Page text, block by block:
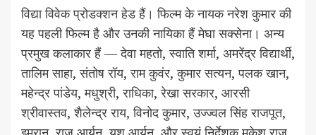
विद्या विवेक प्रोडक्शन हेड हैं। फिल्म के नायक नरेश कुमार की
यह पहली फिल्म है और उनकी नायिका हैं मेघा सक्सेना। अन्य
प्रमुख कलाकार हैं — देवा महतो, स्वाति शर्मा, अमरेंद्र विद्यार्थी,
तालिम साहा, संतोष रॉय, राम कुवंर, कुमार सत्यन, पलक खान,
महेन्द्र पांडेय, मधुश्री, राधिका, रेखा सरकार, आरसी
श्रीवास्तव, शैलेन्द्र राय, विनोद कुमार, उज्ज्वल सिंह राजपूत,